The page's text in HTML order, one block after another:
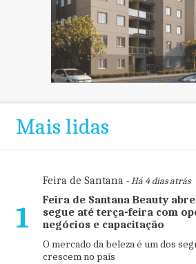
Mais lidas
1
Feira de Santana- Há 4 dias atrás
Feira de Santana Beauty
segue até terça-feira com
negócios e capacitação
O mercado da beleza é um dos
crescem no país